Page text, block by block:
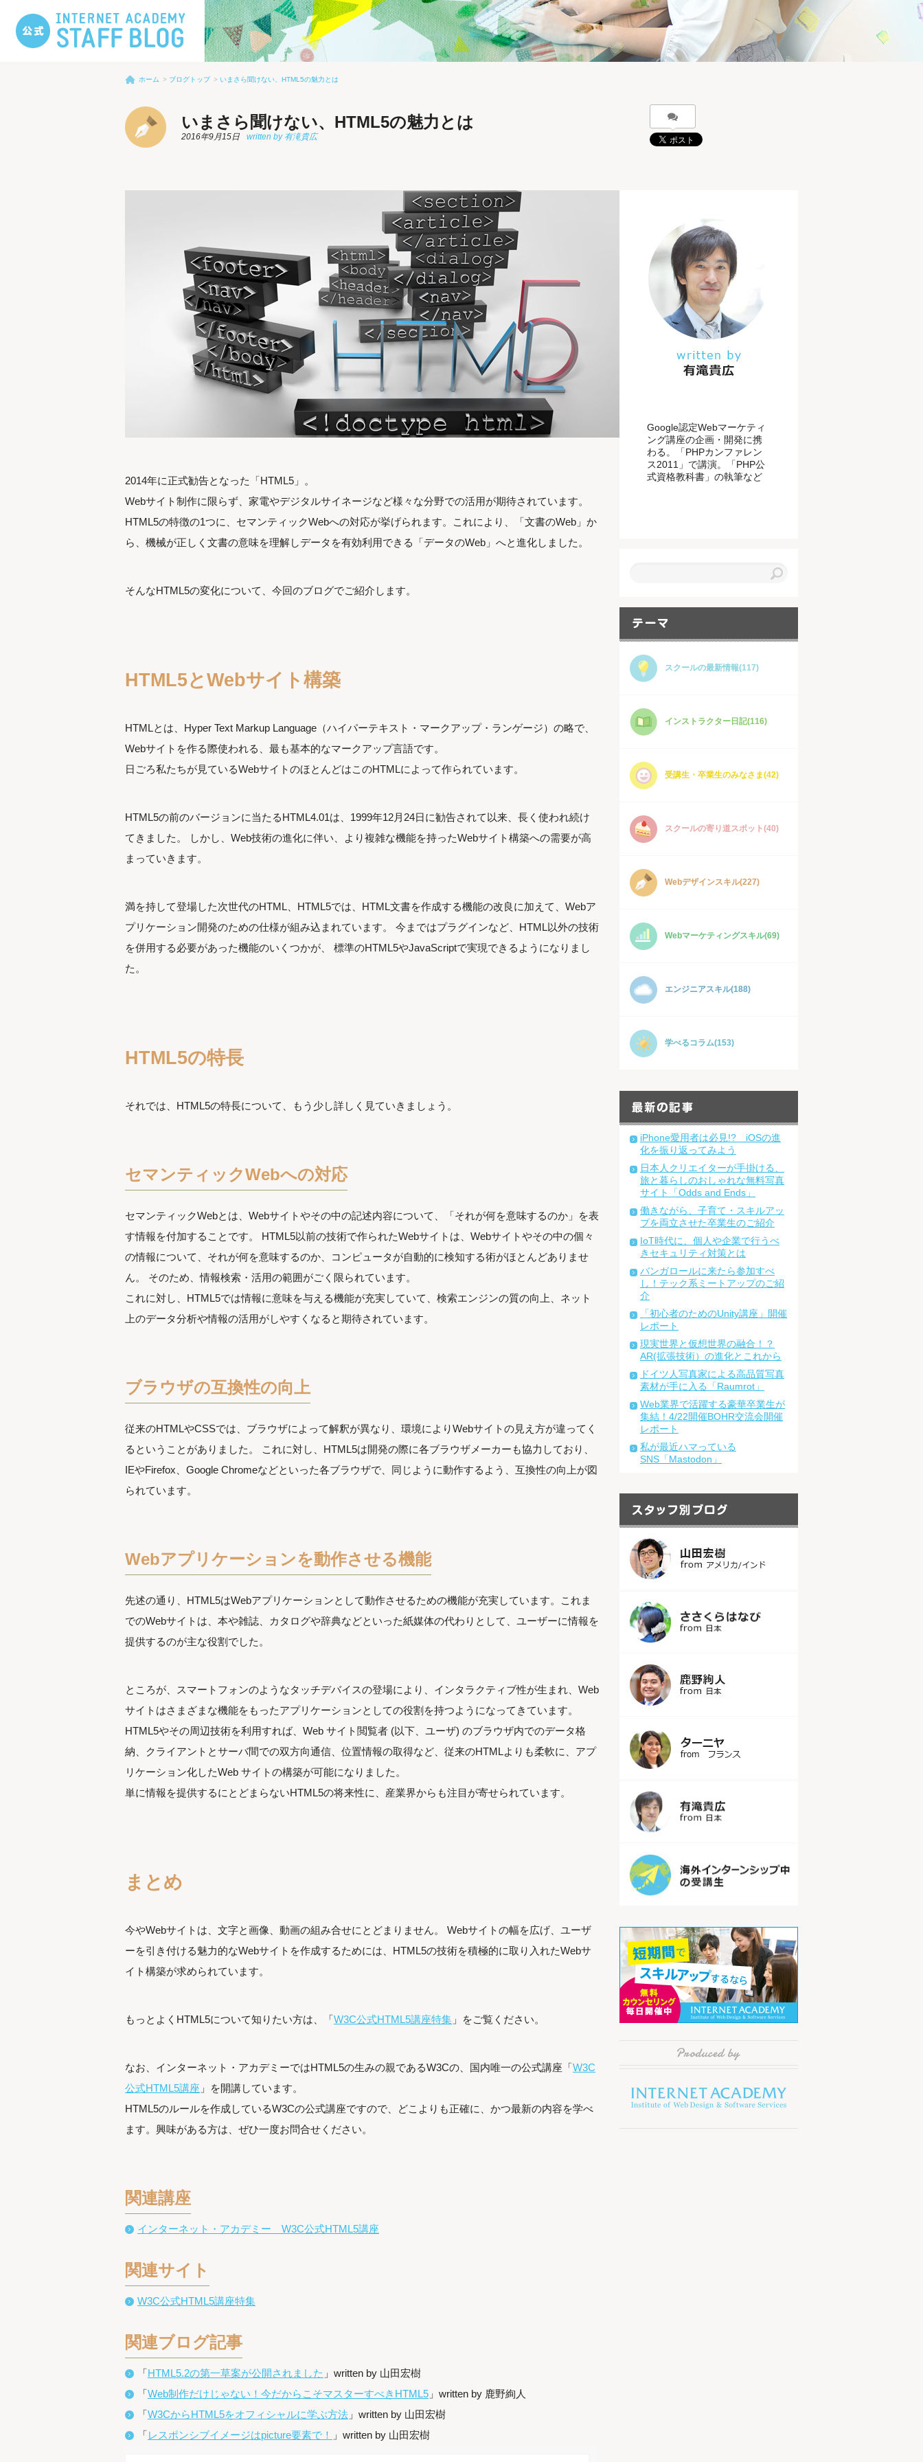
ホーム ブログトップ いまさら聞けない、HTML5の魅力とは
いまさら聞けない、HTML5の魅力とは
2016年9月15日
2014年に正式勧告となった「HTML5」。
Webサイト制作に限らず、家電やデジタルサイネージなど様々な分野での活用が期待されています。
HTML5の特徴の1つに、セマンティックWebへの対応が挙げられます。これにより、「文書のWeb」か
ら、機械が正しく文書の意味を理解しデータを有効利用できる「データのWeb」へと進化しました。
そんなHTML5の変化について、今回のブログでご紹介します。
HTML5とWebサイト構築
HTMLとは、Hyper Text Markup Language（ハイパーテキスト・マークアップ・ランゲージ）の略で、
Webサイトを作る際使われる、最も基本的なマークアップ言語です。
日ごろ私たちが見ているWebサイトのほとんどはこのHTMLによって作られています。
HTML5の前のバージョンに当たるHTML4.01は、1999年12月24日に勧告されて以来、長く使われ続け
てきました。 しかし、Web技術の進化に伴い、より複雑な機能を持ったWebサイト構築への需要が高
まっていきます。
満を持して登場した次世代のHTML、HTML5では、HTML文書を作成する機能の改良に加えて、Webア
プリケーション開発のための仕様が組み込まれています。 今まではプラグインなど、HTML以外の技術
を併用する必要があった機能のいくつかが、 標準のHTML5やJavaScriptで実現できるようになりまし
た。
HTML5の特長
それでは、HTML5の特長について、もう少し詳しく見ていきましょう。
セマンティックWebへの対応
セマンティックWebとは、Webサイトやその中の記述内容について、「それが何を意味するのか」を表
す情報を付加することです。 HTML5以前の技術で作られたWebサイトは、Webサイトやその中の個々
の情報について、それが何を意味するのか、コンピュータが自動的に検知する術がほとんどありませ
ん。 そのため、情報検索・活用の範囲がごく限られています。
これに対し、HTML5では情報に意味を与える機能が充実していて、検索エンジンの質の向上、ネット
上のデータ分析や情報の活用がしやすくなると期待されています。
ブラウザの互換性の向上
従来のHTMLやCSSでは、ブラウザによって解釈が異なり、環境によりWebサイトの見え方が違ってく
るということがありました。 これに対し、HTML5は開発の際に各ブラウザメーカーも協力しており、
IEやFirefox、Google Chromeなどといった各ブラウザで、同じように動作するよう、互換性の向上が図
られています。
Webアプリケーションを動作させる機能
先述の通り、HTML5はWebアプリケーションとして動作させるための機能が充実しています。これま
でのWebサイトは、本や雑誌、カタログや辞典などといった紙媒体の代わりとして、ユーザーに情報を
提供するのが主な役割でした。
ところが、スマートフォンのようなタッチデバイスの登場により、インタラクティブ性が生まれ、Web
サイトはさまざまな機能をもったアプリケーションとしての役割を持つようになってきています。
HTML5やその周辺技術を利用すれば、Web サイト閲覧者 (以下、ユーザ) のブラウザ内でのデータ格
納、クライアントとサーバ間での双方向通信、位置情報の取得など、従来のHTMLよりも柔軟に、アプ
リケーション化したWeb サイトの構築が可能になりました。
単に情報を提供するにとどまらないHTML5の将来性に、産業界からも注目が寄せられています。
まとめ
今やWebサイトは、文字と画像、動画の組み合せにとどまりません。 Webサイトの幅を広げ、ユーザ
ーを引き付ける魅力的なWebサイトを作成するためには、HTML5の技術を積極的に取り入れたWebサ
イト構築が求められています。
もっとよくHTML5について知りたい方は、「W3C公式HTML5講座特集 」をご覧ください。
なお、インターネット・アカデミーではHTML5の生みの親であるW3Cの、国内唯一の公式講座「W3C
公式HTML5講座 」を開講しています。
HTML5のルールを作成しているW3Cの公式講座ですので、どこよりも正確に、かつ最新の内容を学べ
ます。興味がある方は、ぜひ一度お問合せください。
関連講座
インターネット・アカデミー W3C公式HTML5講座
関連サイト
W3C公式HTML5講座特集
関連ブログ記事
「HTML5.2の第一草案が公開されました 」written by 山田宏樹
「Web制作だけじゃない！今だからこそマスターすべきHTML5 」written by 鹿野絢人
「W3CからHTML5をオフィシャルに学ぶ方法 」written by 山田宏樹
「レスポンシブイメージはpicture要素で！ 」written by 山田宏樹
Google認定Webマーケティ
ング講座の企画・開発に携
わる。「PHPカンファレン
ス2011」で講演。「PHP公
式資格教科書」の執筆など
スクールの最新情報(117)
インストラクター日記(116)
受講生・卒業生のみなさま(42)
スクールの寄り道スポット(40)
Webデザインスキル(227)
Webマーケティングスキル(69)
エンジニアスキル(188)
学べるコラム(153)
iPhone愛用者は必見!? iOSの進
化を振り返ってみよう
日本人クリエイターが手掛ける、
旅と暮らしのおしゃれな無料写真
サイト「Odds and Ends」
働きながら、子育て・スキルアッ
プを両立させた卒業生のご紹介
IoT時代に、個人や企業で行うべ
きセキュリティ対策とは
バンガロールに来たら参加すべ
し！テック系ミートアップのご紹
介
「初心者のためのUnity講座」開催
レポート
現実世界と仮想世界の融合！？
AR(拡張技術）の進化とこれから
ドイツ人写真家による高品質写真
素材が手に入る「Raumrot」
Web業界で活躍する豪華卒業生が
集結！4/22開催BOHR交流会開催
レポート
私が最近ハマっている
SNS「Mastodon」